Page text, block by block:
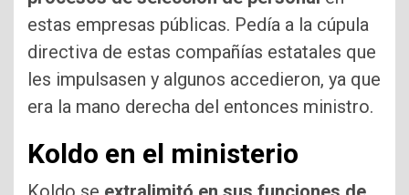
estas empresas públicas. Pedía a la cúpula
directiva de estas compañías estatales que
les impulsasen y algunos accedieron, ya que
era la mano derecha del entonces ministro.
Koldo en el ministerio